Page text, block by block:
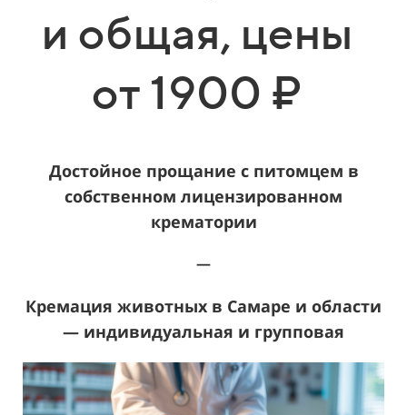
и общая, цены
от 1900 ₽
Достойное прощание с питомцем в
собственном лицензированном
крематории
—
Кремация животных в Самаре и области
— индивидуальная и групповая